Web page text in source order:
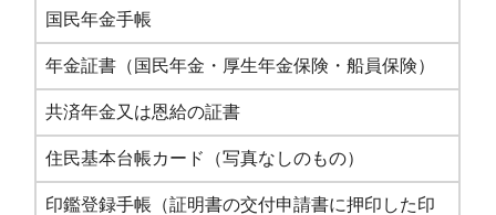
国民年金手帳
年金証書（国民年金・厚生年金保険・船員保険）
共済年金又は恩給の証書
住民基本台帳カード（写真なしのもの）
印鑑登録手帳（証明書の交付申請書に押印した印